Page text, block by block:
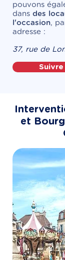
pouvons
dans des
l'occasion,
adresse :
37, rue de
et